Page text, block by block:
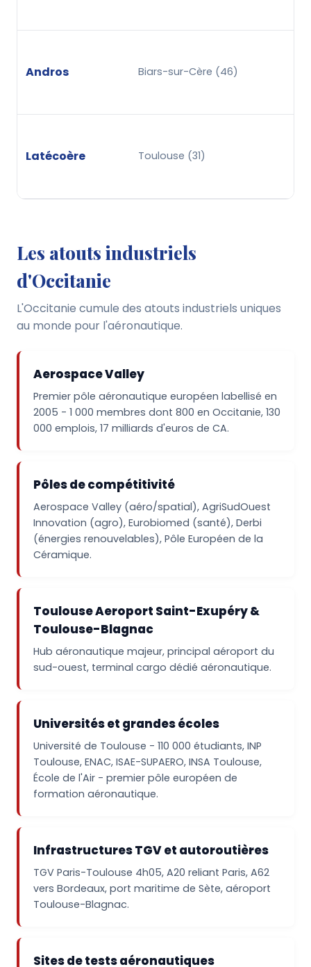
Andros Biars-sur-Cère (46)
Latécoère Toulouse (31)
Les atouts industriels
d'Occitanie
L'Occitanie cumule des atouts industriels uniques
au monde pour l'aéronautique.
Aerospace Valley
Premier pôle aéronautique européen labellisé en
2005 - 1 000 membres dont 800 en Occitanie, 130
000 emplois, 17 milliards d'euros de CA.
Pôles de compétitivité
Aerospace Valley (aéro/spatial), AgriSudOuest
Innovation (agro), Eurobiomed (santé), Derbi
(énergies renouvelables), Pôle Européen de la
Céramique.
Toulouse Aeroport Saint-Exupéry &
Toulouse-Blagnac
Hub aéronautique majeur, principal aéroport du
sud-ouest, terminal cargo dédié aéronautique.
Universités et grandes écoles
Université de Toulouse - 110 000 étudiants, INP
Toulouse, ENAC, ISAE-SUPAERO, INSA Toulouse,
École de l'Air - premier pôle européen de
formation aéronautique.
Infrastructures TGV et autoroutières
TGV Paris-Toulouse 4h05, A20 reliant Paris, A62
vers Bordeaux, port maritime de Sète, aéroport
Toulouse-Blagnac.
Sites de tests aéronautiques